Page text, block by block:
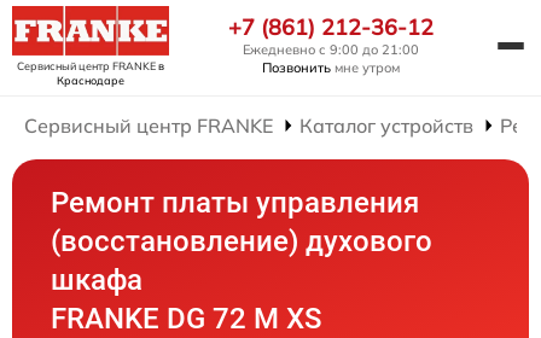
Сервисный центр FRANKEв
Краснодаре
+7 (861) 212-36-12
Ежедневно с 9:00 до 21:00
Позвонить мне утром
Сервисный центр FRANKE Каталог устройств
Ремонт платы управления
(восстановление) духового
шкафа
FRANKE DG 72 M XS